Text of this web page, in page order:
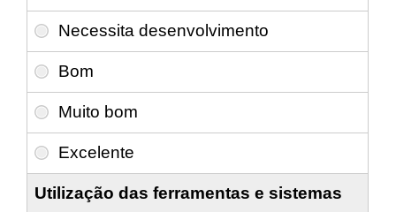
Utilização das ferramentas e sistemas